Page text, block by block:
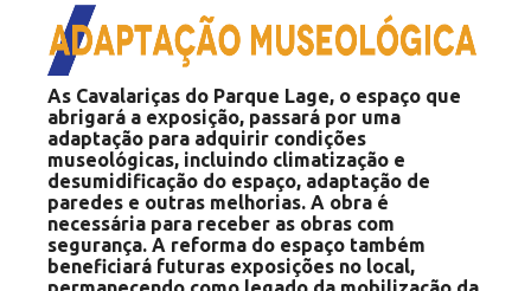
As Cavalariças do Parque Lage, o espaço que
abrigará a exposição, passará por uma
adaptação para adquirir condições
museológicas, incluindo climatização e
desumidificação do espaço, adaptação de
paredes e outras melhorias. A obra é
necessária para receber as obras com
segurança. A reforma do espaço também
beneficiará futuras exposições no local,